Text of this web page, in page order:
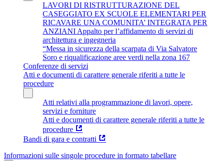
LAVORI DI RISTRUTTURAZIONE DEL
CASEGGIATO EX SCUOLE ELEMENTARI PER
RICAVARE UNA COMUNITA’ INTEGRATA PER
ANZIANI Appalto per l’affidamento di servizi di
architettura e ingegneria
“Messa in sicurezza della scarpata di Via Salvatore
Soro e riqualificazione aree verdi nella zona 167
Conferenze di servizi
Atti e documenti di carattere generale riferiti a tutte le
procedure
Atti relativi alla programmazione di lavori, opere,
servizi e forniture
Atti e documenti di carattere generale riferiti a tutte le
procedure
Bandi di gara e contratti
Informazioni sulle singole procedure in formato tabellare